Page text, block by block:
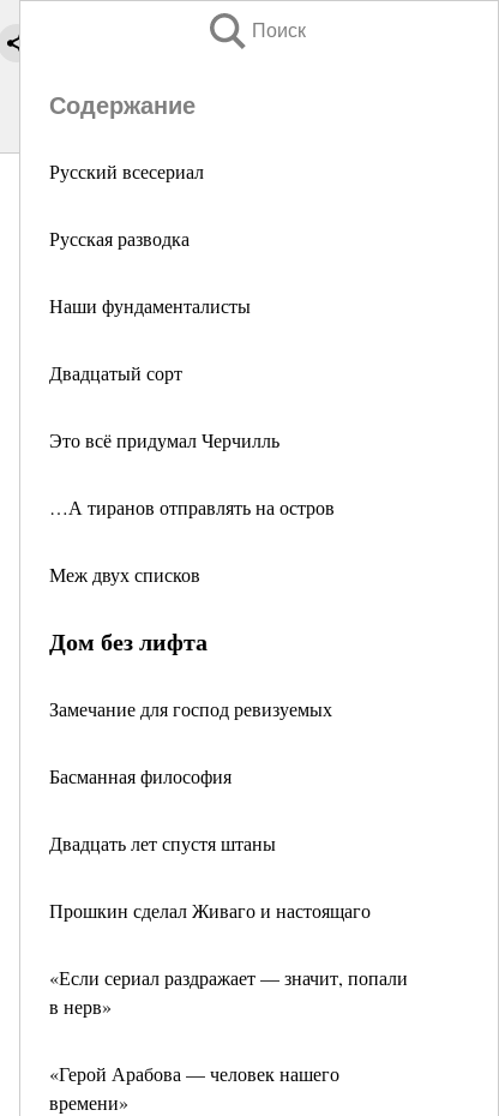
Поиск
Содержание
Русский всесериал
Русская разводка
Наши фундаменталисты
Двадцатый сорт
Это всё придумал Черчилль
…А тиранов отправлять на остров
Меж двух списков
Дом без лифта
Замечание для господ ревизуемых
Басманная философия
Двадцать лет спустя штаны
Прошкин сделал Живаго и настоящаго
«Если сериал раздражает — значит, попали
в нерв»
«Герой Арабова — человек нашего
времени»